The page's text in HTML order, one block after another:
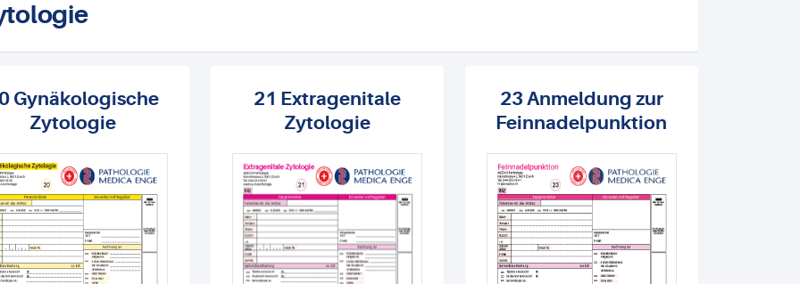
Gynäkologische
Zytologie
21 Extragenitale
Zytologie
23 Anmeldung zur
Feinnadelpunktion